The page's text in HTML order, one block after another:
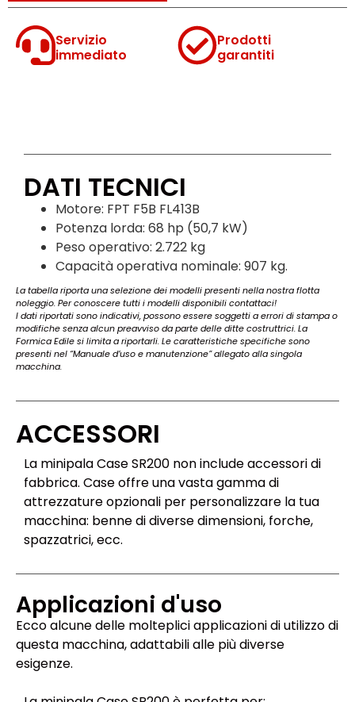
Servizio
immediato
Prodotti
garantiti
DATI TECNICI
Motore: FPT F5B FL413B
Potenza lorda: 68 hp (50,7 kW)
Peso operativo: 2.722 kg
Capacità operativa nominale: 907 kg.
La tabella riporta una selezione dei modelli presenti nella nostra flotta
noleggio. Per conoscere tutti i modelli disponibili contattaci!
I dati riportati sono indicativi, possono essere soggetti a errori di stampa o
modifiche senza alcun preavviso da parte delle ditte costruttrici. La
Formica Edile si limita a riportarli. Le caratteristiche specifiche sono
presenti nel “Manuale d’uso e manutenzione” allegato alla singola
macchina.
ACCESSORI
La minipala Case SR200 non include accessori di
fabbrica. Case offre una vasta gamma di
attrezzature opzionali per personalizzare la tua
macchina: benne di diverse dimensioni, forche,
spazzatrici, ecc.
Applicazioni d'uso
Ecco alcune delle molteplici applicazioni di utilizzo di
questa macchina, adattabili alle più diverse
esigenze.